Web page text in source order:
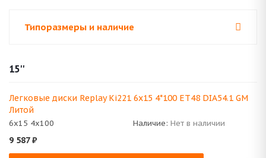
Типоразмеры и наличие
15''
Легковые диски Replay Ki221 6x15 4*100 ET48 DIA54.1 GM
Литой
6x15 4x100 Наличие: Нет в наличии
9 587₽